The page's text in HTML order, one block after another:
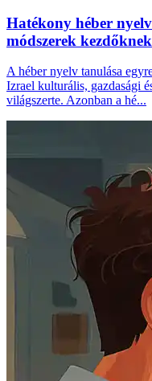
Hatékony héber
módszerek kezdőknek
A héber nyelv tanulása
Izrael kulturális, gazdasági
világszerte. Azonban a hé...